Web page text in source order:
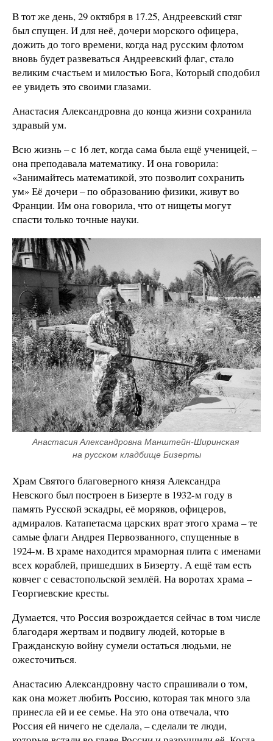
В тот же день, 29 октября в 17.25, Андреевский стяг
был спущен. И для неё, дочери морского офицера,
дожить до того времени, когда над русским флотом
вновь будет развеваться Андреевский флаг, стало
великим счастьем и милостью Бога, Который сподобил
ее увидеть это своими глазами.
Анастасия Александровна до конца жизни сохранила
здравый ум.
Всю жизнь – с 16 лет, когда сама была ещё ученицей, –
она преподавала математику. И она говорила:
«Занимайтесь математикой, это позволит сохранить
ум» Её дочери – по образованию физики, живут во
Франции. Им она говорила, что от нищеты могут
спасти только точные науки.
Анастасия Александровна Манштейн-Ширинская
на русском кладбище Бизерты
Храм Святого благоверного князя Александра
Невского был построен в Бизерте в 1932-м году в
память Русской эскадры, её моряков, офицеров,
адмиралов. Катапетасма царских врат этого храма – те
самые флаги Андрея Первозванного, спущенные в
1924-м. В храме находится мраморная плита с именами
всех кораблей, пришедших в Бизерту. А ещё там есть
ковчег с севастопольской землёй. На воротах храма –
Георгиевские кресты.
Думается, что Россия возрождается сейчас в том числе
благодаря жертвам и подвигу людей, которые в
Гражданскую войну сумели остаться людьми, не
ожесточиться.
Анастасию Александровну часто спрашивали о том,
как она может любить Россию, которая так много зла
принесла ей и ее семье. На это она отвечала, что
Россия ей ничего не сделала, – сделали те люди,